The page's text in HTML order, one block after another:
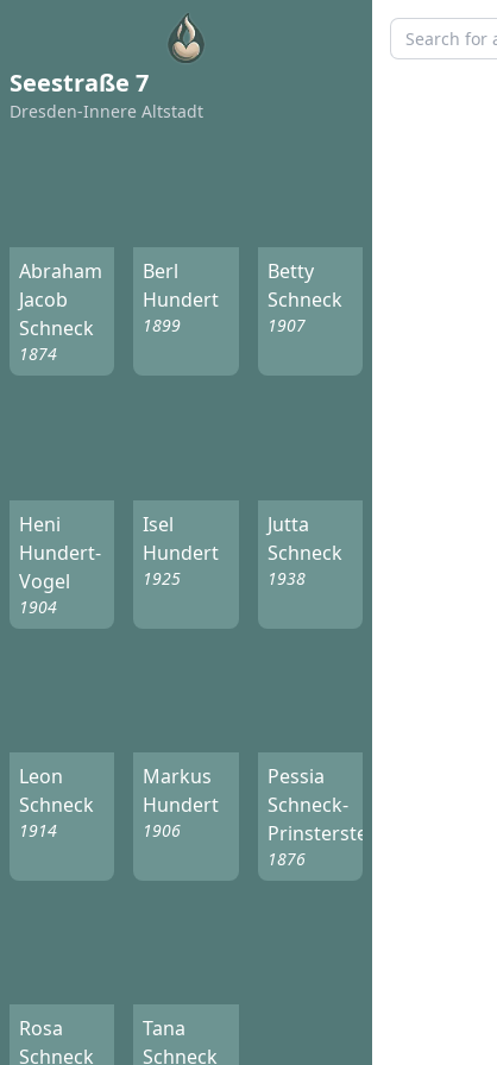
Seestraße 7
Dresden-Innere Altstadt
Abraham
Jacob
Schneck
1874
Berl
Hundert
1899
Betty
Schneck
1907
Heni
Hundert-
Vogel
1904
Isel
Hundert
1925
Jutta
Schneck
1938
Leon
Schneck
1914
Markus
Hundert
1906
Pessia
Schneck-
Prinsterstein
1876
Rosa
Schneck
Tana
Schneck